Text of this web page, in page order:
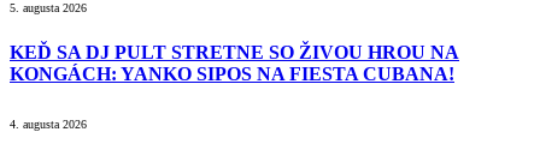
5. augusta 2026
KEĎ SA DJ PULT STRETNE SO ŽIVOU HROU NA
KONGÁCH: YANKO SIPOS NA FIESTA CUBANA!
4. augusta 2026